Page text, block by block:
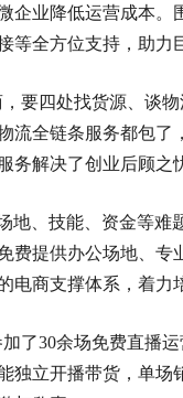
企业降低运营成本
等全方位支持，助力
要四处找货源、谈
流全链条服务都包
务解决了创业后顾之
地、技能、资金等难
费提供办公场地、
电商支撑体系，着力
了30余场免费直播
独立开播带货，单场